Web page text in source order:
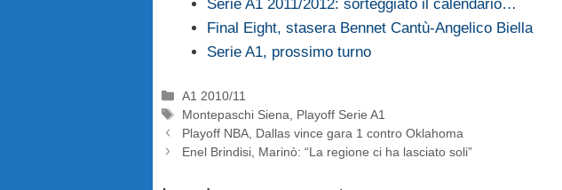
Serie A1 2011/2012: sorteggiato il calendario…
Final Eight, stasera Bennet Cantù-Angelico Biella
Serie A1, prossimo turno
Categorie
A1 2010/11
Tag
Montepaschi Siena
Playoff Serie A1
Playoff NBA, Dallas vince gara 1 contro Oklahoma
Enel Brindisi, Marinò: “La regione ci ha lasciato soli”